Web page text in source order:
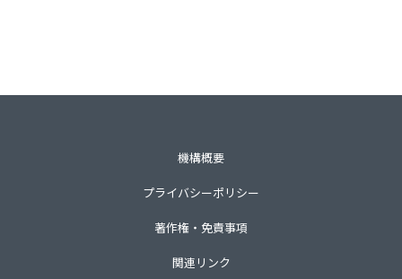
機構概要
プライバシーポリシー
著作権・免責事項
関連リンク